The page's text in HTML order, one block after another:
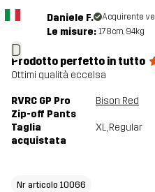
D
Daniele F. Acquirente
Le misure: 178cm, 94kg
Prodotto perfetto in tutto
Ottimi qualità eccelsa
RVRC GP Pro
Zip-off Pants
Bison Red
Taglia
acquistata
XL, Regular
Nr articolo 10066